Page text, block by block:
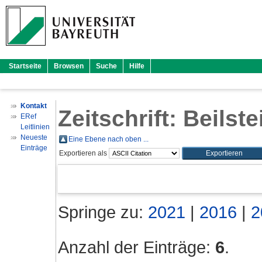
Startseite Browsen Suche Hilfe
Kontakt
ERef
Leitlinien
Neueste
Einträge
Zeitschrift:
Eine Ebene nach oben ...
Exportieren als
Springe zu: 2021 | 2016 |
Anzahl der Einträge: 6.